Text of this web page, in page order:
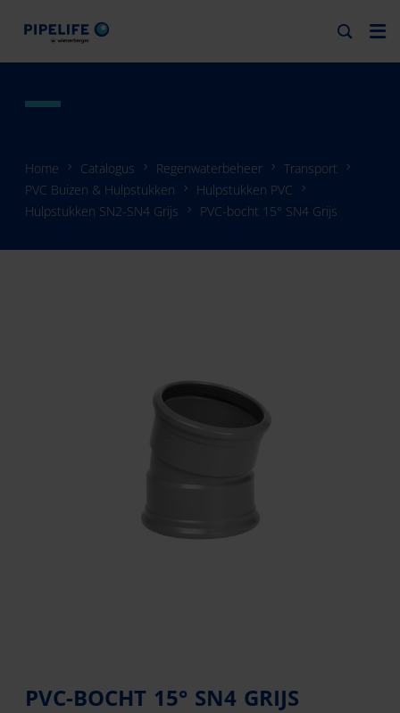
Home Catalogus Regenwaterbeheer
Transport
PVC Buizen & Hulpstukken
Hulpstukken PVC
Hulpstukken SN2-SN4 Grijs
PVC-bocht 15° SN4 Grijs
PVC-BOCHT 15° SN4 GRIJS